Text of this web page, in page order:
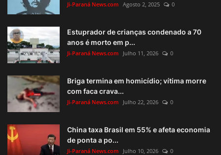
Ji-Paraná News.com Agosto 2, 2025 0
Estuprador de crianças condenado a 70
anos é morto em p...
Ji-Paraná News.com Julho 11, 2026 0
Briga termina em homicídio; vítima morre
com faca crava...
Ji-Paraná News.com Julho 22, 2026 0
China taxa Brasil em 55% e afeta economia
de ponta a po...
Ji-Paraná News.com Julho 10, 2026 0